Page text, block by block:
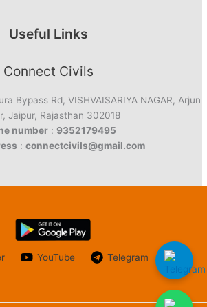
Useful Links
Connect Civils
Bypass Rd, VISHVAISARIYA NAGAR, Arjun
Jaipur, Rajasthan 302018
number : 9352179495
: connectcivils@gmail.com
YouTube Telegram